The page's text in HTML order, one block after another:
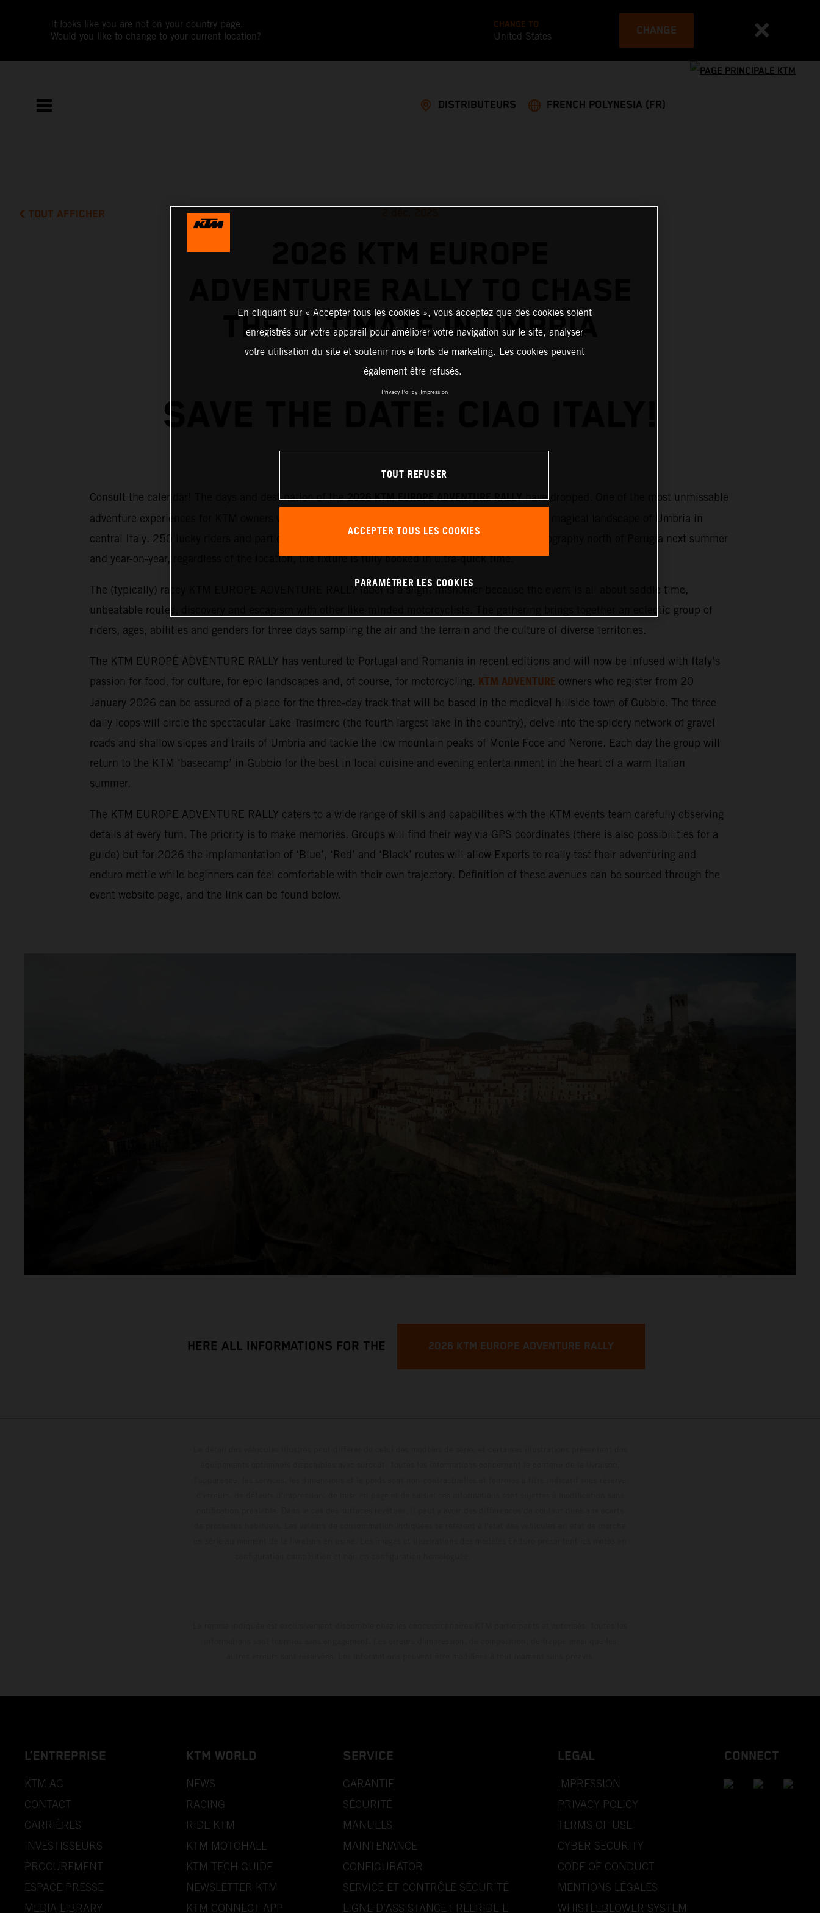
It looks like you are not on your country page.
Would you like to change to your current location?
CHANGE TO
United States CHANGE
DISTRIBUTEURS FRENCH POLYNESIA (FR)
TOUT AFFICHER
THE ULTIMATE IN UMBRIA
SAVE THE DATE: CIAO ITALY!
Consult the calendar! The days and destination of the2026 KTM EUROPE ADVENTURE RALLYhave dropped. One of the most unmissable
adventure experiences for KTM owners will run through 7-11 September 2026 and will roam the magical landscape of Umbria in
central Italy. 250 lucky riders and participants will be exploring the history and breathtaking topography north of Perugia next summer
and year-on-year, regardless of the location, the fixture is fully booked in ultra-quick time.
The (typically) racey KTM EUROPE ADVENTURE RALLY label is a slight misnomer because the event is all about saddle time,
unbeatable routes, discovery and escapism with other like-minded motorcyclists. The gathering brings together an eclectic group of
riders, ages, abilities and genders for three days sampling the air and the terrain and the culture of diverse territories.
The KTM EUROPE ADVENTURE RALLY has ventured to Portugal and Romania in recent editions and will now be infused with Italy’s
passion for food, for culture, for epic landscapes and, of course, for motorcycling. KTM ADVENTURE owners who register from 20
January 2026 can be assured of a place for the three-day track that will be based in the medieval hillside town of Gubbio. The three
daily loops will circle the spectacular Lake Trasimero (the fourth largest lake in the country), delve into the spidery network of gravel
roads and shallow slopes and trails of Umbria and tackle the low mountain peaks of Monte Foce and Nerone. Each day the group will
return to the KTM ‘basecamp’ in Gubbio for the best in local cuisine and evening entertainment in the heart of a warm Italian
summer.
The KTM EUROPE ADVENTURE RALLY caters to a wide range of skills and capabilities with the KTM events team carefully observing
details at every turn. The priority is to make memories. Groups will find their way via GPS coordinates (there is also possibilities for a
guide) but for 2026 the implementation of ‘Blue’, ‘Red’ and ‘Black’ routes will allow Experts to really test their adventuring and
enduro mettle while beginners can feel comfortable with their own trajectory. Definition of these avenues can be sourced through the
event website page, and the link can be found below.
HERE ALL INFORMATIONS FOR THE 2026 KTM EUROPE ADVENTURE RALLY
L’ENTREPRISE
KTM AG
CONTACT
CARRIÈRES
INVESTISSEURS
PROCUREMENT
ESPACE PRESSE
MEDIA LIBRARY
KTM WORLD
NEWS
RACING
RIDE KTM
KTM MOTOHALL
KTM TECH GUIDE
NEWSLETTER KTM
KTM CONNECT APP
SERVICE
GARANTIE
SÉCURITÉ
MANUELS
MAINTENANCE
CONFIGURATOR
SERVICE ET CONTRÔLE SÉCURITÉ
LIGNE D’ASSISTANCE FREERIDE E
LEGAL
IMPRESSION
PRIVACY POLICY
TERMS OF USE
CYBER SECURITY
CODE OF CONDUCT
MENTIONS LÉGALES
WHISTLEBLOWER SYSTEM
CONNECT
En cliquant sur « Accepter tous les cookies », vous acceptez que des cookies soient
enregistrés sur votre appareil pour améliorer votre navigation sur le site, analyser
votre utilisation du site et soutenir nos efforts de marketing. Les cookies peuvent
également être refusés.
Privacy Policy Impression
TOUT REFUSER
ACCEPTER TOUS LES COOKIES
PARAMÉTRER LES COOKIES